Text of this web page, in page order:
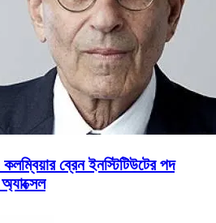
ব্রেন ইনস্টিটিউটের পদ